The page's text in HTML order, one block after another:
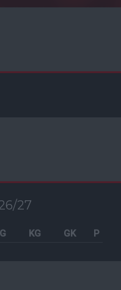
27
KG GK P